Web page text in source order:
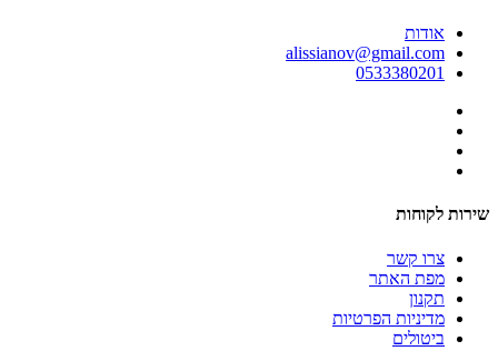
אודות
alissianov@gmail.com
0533380201
שירות לקוחות
צרו קשר
מפת האתר
תקנון
מדיניות הפרטיות
ביטולים